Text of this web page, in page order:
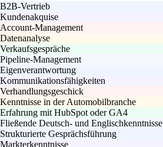
B2B-Vertrieb
Kundenakquise
Account-Management
Datenanalyse
Verkaufsgespräche
Pipeline-Management
Eigenverantwortung
Kommunikationsfähigkeiten
Verhandlungsgeschick
Kenntnisse in der Automobilbranche
Erfahrung mit HubSpot oder GA4
Fließende Deutsch- und Englischkenntnisse
Strukturierte Gesprächsführung
Markterkenntnisse